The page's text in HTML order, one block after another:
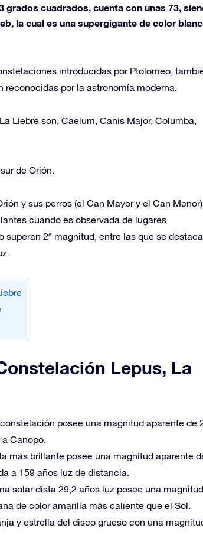
grados cuadrados, cuenta con unas 73,
la cual es una supergigante de color
introducidas por Ptolomeo,
por la astronomía moderna.
Liebre son, Caelum, Canis Major, Columba,
de Orión.
y sus perros (el Can Mayor y el Can
cuando es observada de lugares
2ª magnitud, entre las que se
Lepus, La
posee una magnitud aparente de
Canopo.
más brillante posee una magnitud aparente
a 159 años luz de distancia.
solar dista 29,2 años luz posee una magnitud
de color amarilla más caliente que el Sol.
y estrella del disco grueso con una